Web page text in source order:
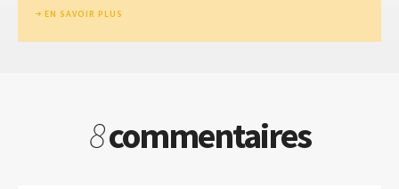
EN SAVOIR PLUS
8commentaires